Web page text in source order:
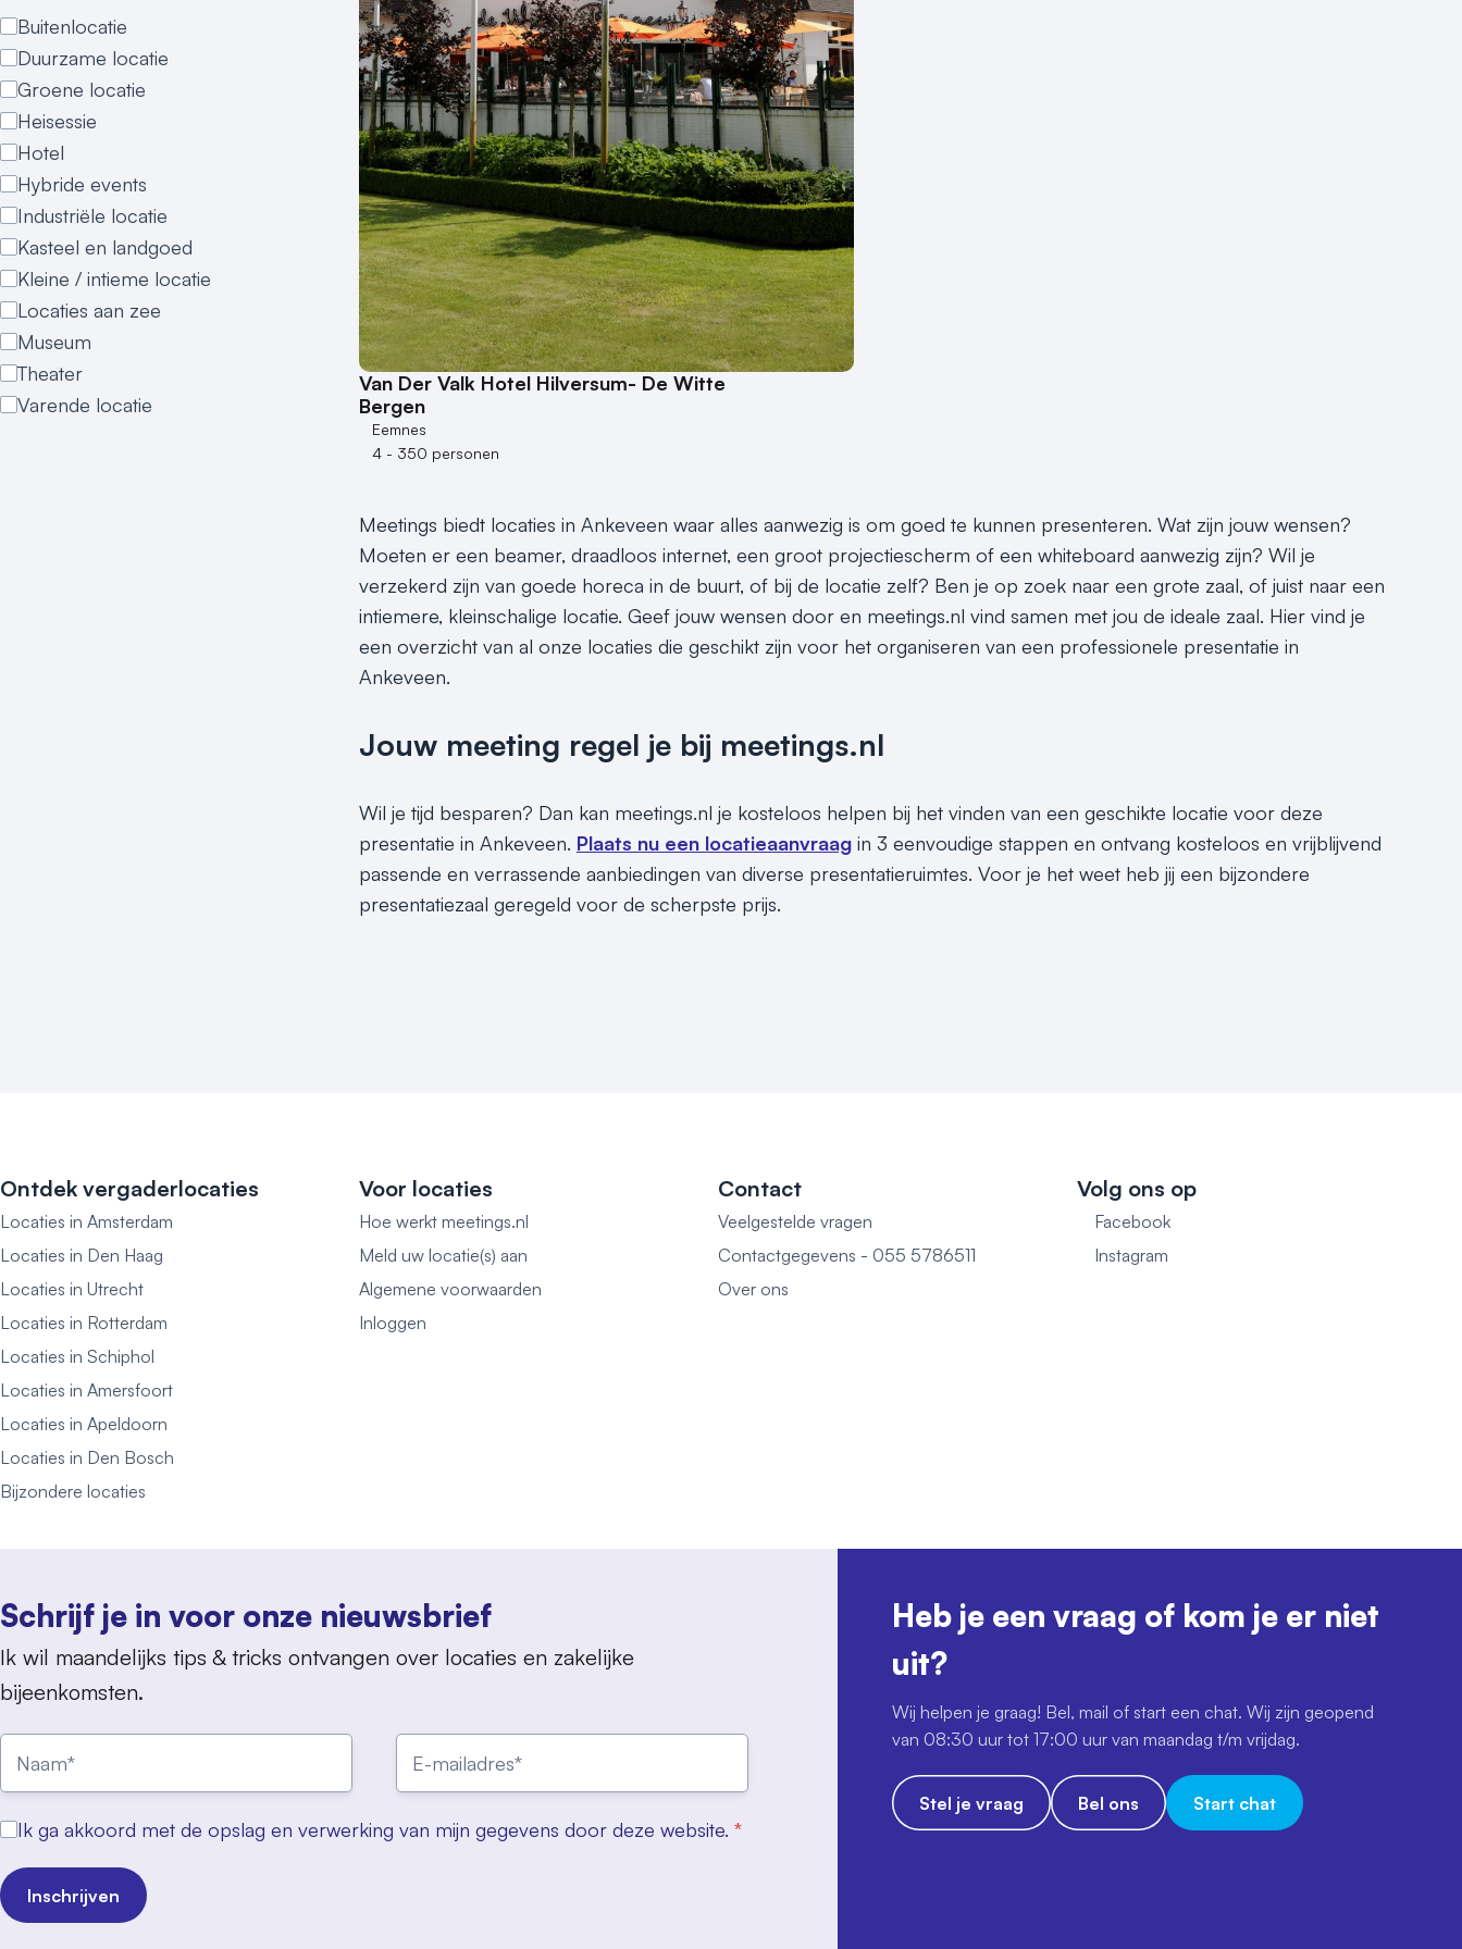
Buitenlocatie
Duurzame locatie
Groene locatie
Heisessie
Hotel
Hybride events
Industriële locatie
Kasteel en landgoed
Kleine / intieme locatie
Locaties aan zee
Museum
Theater
Varende locatie
Van Der Valk Hotel Hilversum- De Witte
Bergen
Eemnes
4 - 350 personen
Meetings biedt locaties in Ankeveen waar alles aanwezig is om goed te kunnen presenteren. Wat zijn jouw wensen?
Moeten er een beamer, draadloos internet, een groot projectiescherm of een whiteboard aanwezig zijn? Wil je
verzekerd zijn van goede horeca in de buurt, of bij de locatie zelf? Ben je op zoek naar een grote zaal, of juist naar een
intiemere, kleinschalige locatie. Geef jouw wensen door en meetings.nl vind samen met jou de ideale zaal. Hier vind je
een overzicht van al onze locaties die geschikt zijn voor het organiseren van een professionele presentatie in
Ankeveen.
Jouw meeting regel je bij meetings.nl
Wil je tijd besparen? Dan kan meetings.nl je kosteloos helpen bij het vinden van een geschikte locatie voor deze
presentatie in Ankeveen. Plaats nu een locatieaanvraag in 3 eenvoudige stappen en ontvang kosteloos en vrijblijvend
passende en verrassende aanbiedingen van diverse presentatieruimtes. Voor je het weet heb jij een bijzondere
presentatiezaal geregeld voor de scherpste prijs.
Ontdek vergaderlocaties
Locaties in Amsterdam
Locaties in Den Haag
Locaties in Utrecht
Locaties in Rotterdam
Locaties in Schiphol
Locaties in Amersfoort
Locaties in Apeldoorn
Locaties in Den Bosch
Bijzondere locaties
Voor locaties
Hoe werkt meetings.nl
Meld uw locatie(s) aan
Algemene voorwaarden
Inloggen
Contact
Veelgestelde vragen
Contactgegevens - 055 5786511
Over ons
Volg ons op
Facebook
Instagram
Schrijf je in voor onze nieuwsbrief
Ik wil maandelijks tips & tricks ontvangen over locaties en zakelijke
bijeenkomsten.
Ik ga akkoord met de opslag en verwerking van mijn gegevens door deze website. *
Inschrijven
Heb je een vraag of kom je er niet
uit?
Wij helpen je graag! Bel, mail of start een chat. Wij zijn geopend
van 08:30 uur tot 17:00 uur van maandag t/m vrijdag.
Stel je vraag Bel ons Start chat